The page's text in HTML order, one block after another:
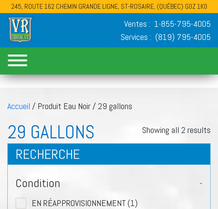
245, ROUTE 162 CHEMIN GRANDE LIGNE, ST-ROSAIRE, (QUÉBEC) G0Z 1K0
Ventes : 1-855-795-4005
Services : (819) 795-4005
Accueil / Produit Eau Noir / 29 gallons
29 GALLONS Showing all 2 results
RECHERCHE
Condition -
EN RÉAPPROVISIONNEMENT(1)